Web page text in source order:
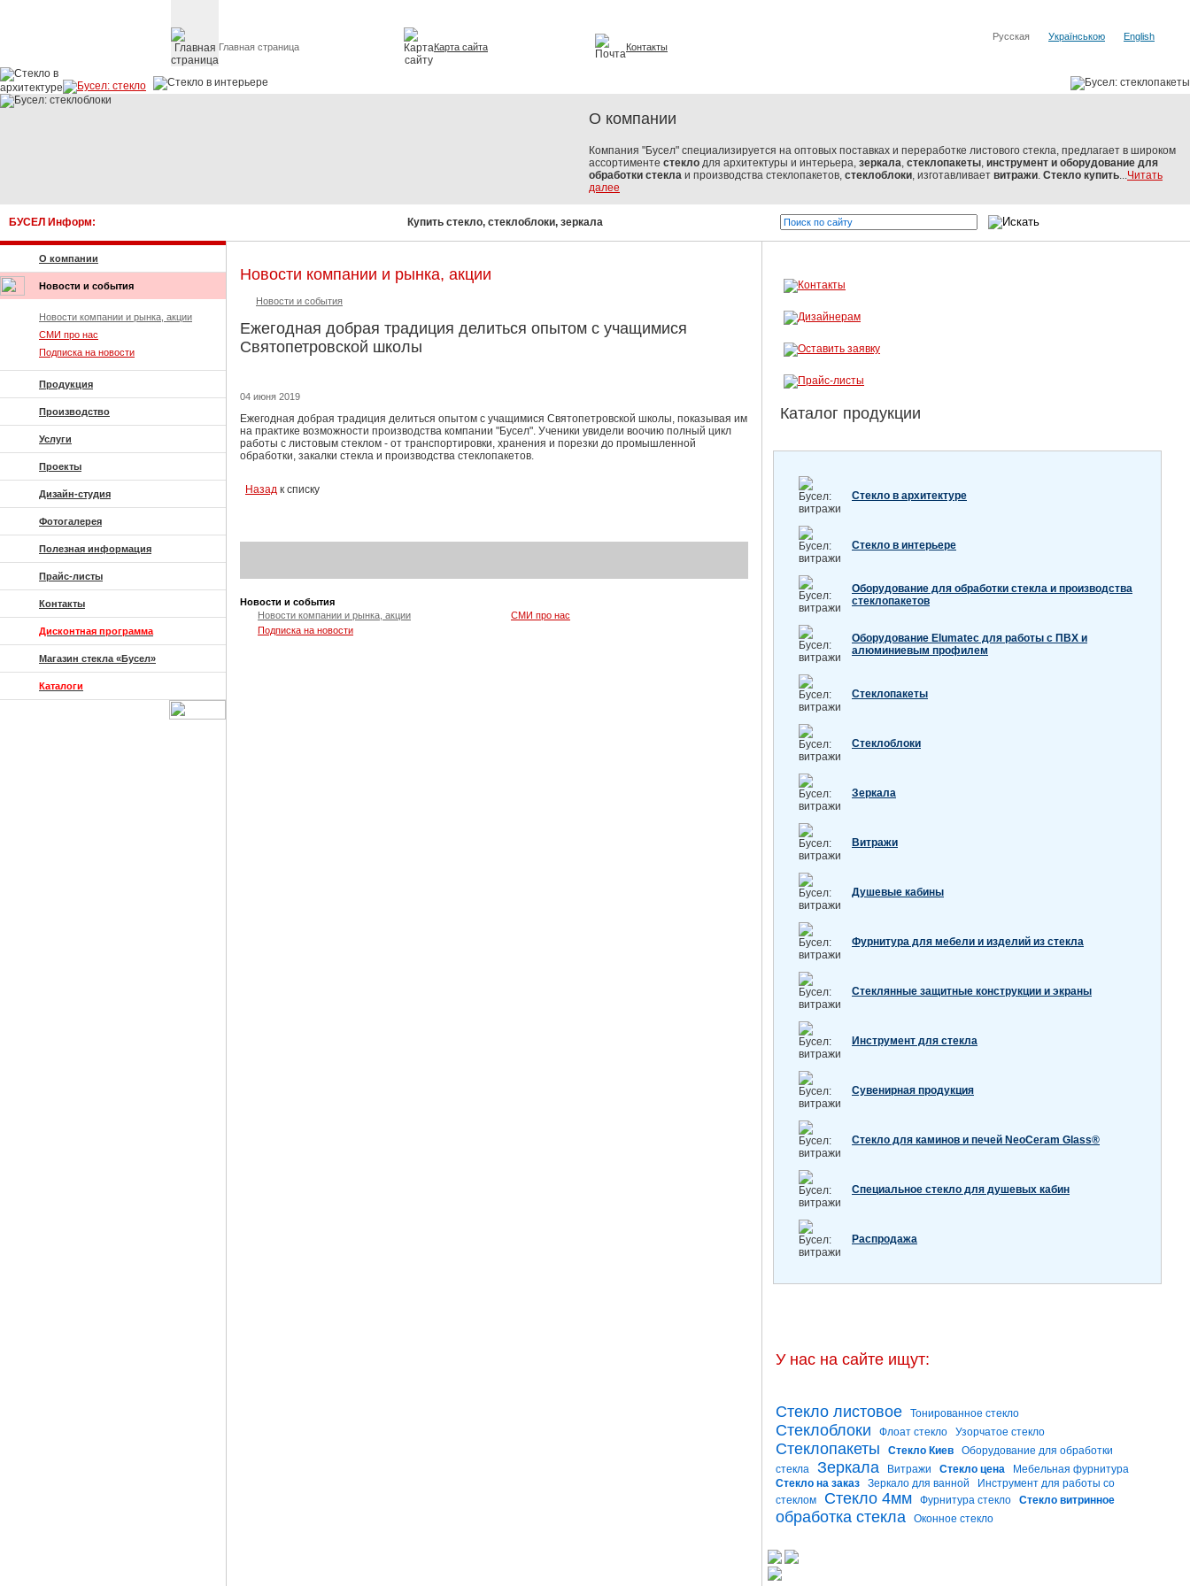
Главная страница Карта сайта Контакты
Русская Українською English
О компании
Компания "Бусел" специализируется на оптовых поставках и переработке листового стекла, предлагает в широком
ассортименте стекло для архитектуры и интерьера, зеркала, стеклопакеты, инструмент и оборудование для
обработки стекла и производства стеклопакетов, стеклоблоки, изготавливает витражи. Стекло купить...Читать
далее
БУСЕЛ Информ: Купить стекло, стеклоблоки, зеркала, стеклопакеты! Бусел - стекло от мировых производителей Бусел - резка стекла,
О компании
Новости и события
Новости компании и рынка, акции
СМИ про нас
Подписка на новости
Продукция
Производство
Услуги
Проекты
Дизайн-студия
Фотогалерея
Полезная информация
Прайс-листы
Контакты
Дисконтная программа
Магазин стекла «Бусел»
Каталоги
Новости компании и рынка, акции
Новости и события
Ежегодная добрая традиция делиться опытом с учащимися
Святопетровской школы
04 июня 2019
Ежегодная добрая традиция делиться опытом с учащимися Святопетровской школы, показывая им
на практике возможности производства компании "Бусел". Ученики увидели воочию полный цикл
работы с листовым стеклом - от транспортировки, хранения и порезки до промышленной
обработки, закалки стекла и производства стеклопакетов.
Назад к списку
Новости и события
Новости компании и рынка, акции
СМИ про нас
Подписка на новости
Каталог продукции
Стекло в архитектуре
Стекло в интерьере
Оборудование для обработки стекла и производства
стеклопакетов
Оборудование Elumatec для работы с ПВХ и
алюминиевым профилем
Стеклопакеты
Стеклоблоки
Зеркала
Витражи
Душевые кабины
Фурнитура для мебели и изделий из стекла
Стеклянные защитные конструкции и экраны
Инструмент для стекла
Сувенирная продукция
Стекло для каминов и печей NeoCeram Glass®
Специальное стекло для душевых кабин
Распродажа
У нас на сайте ищут:
Стекло листовое Тонированное стекло
Стеклоблоки Флоат стекло Узорчатое стекло
Стеклопакеты Стекло Киев
Оборудование для обработки
стекла
Зеркала Витражи Стекло цена
Мебельная фурнитура
Стекло на заказ
Зеркало для ванной
Инструмент для работы со
стеклом
Стекло 4мм Фурнитура стекло Стекло витринное
обработка стекла Оконное стекло